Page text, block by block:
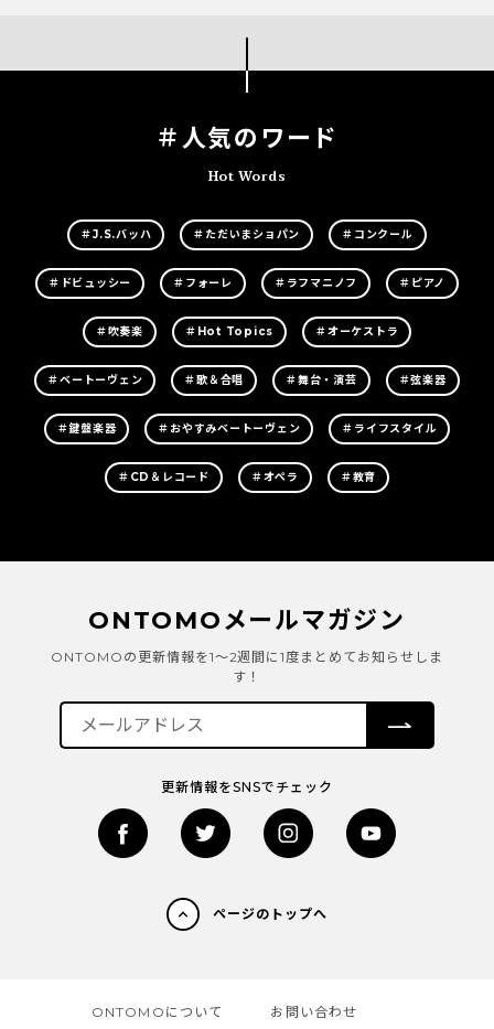
＃人気のワード
Hot Words
＃J.S.バッハ ＃ただいまショパン ＃コンクール
＃ドビュッシー ＃フォーレ ＃ラフマニノフ ＃ピアノ
＃吹奏楽 ＃Hot Topics ＃オーケストラ
＃ベートーヴェン ＃歌＆合唱 ＃舞台・演芸 ＃弦楽器
＃鍵盤楽器 ＃おやすみベートーヴェン ＃ライフスタイル
＃CD＆レコード ＃オペラ ＃教育
ONTOMOメールマガジン
ONTOMOの更新情報を1～2週間に1度まとめてお知らせしま
す！
更新情報をSNSでチェック
ページのトップへ
ONTOMOについて お問い合わせ